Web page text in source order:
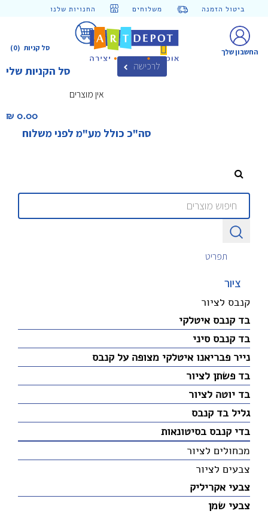
ביטול הזמנה משלוחים החנויות שלנו
(0) סל קניות
סל הקניות שלי לרכישה
אין מוצרים
0.00 ₪‎
סה"כ כולל מע"מ לפני משלוח
החשבון שלך
תפריט
ציור
קנבס לציור
בד קנבס איטלקי
בד קנבס סיני
נייר פבריאנו איטלקי מצופה על קנבס
בד פשתן לציור
בד יוטה לציור
גליל בד קנבס
בדי קנבס בסיטונאות
מכחולים לציור
צבעים לציור
צבעי אקריליק
צבעי שמן